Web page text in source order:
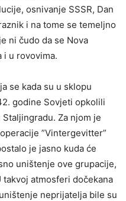
osnivanje SSSR, Dan
i na tome se temeljno
ni čudo da se Nova
i u rovovima.
se kada su u sklopu
godine Sovjeti opkolili
Za njom je
”Vintergevitter”
je jasno kuda će
uništenje ove grupacije,
atmosferi dočekana
neprijatelja bile su